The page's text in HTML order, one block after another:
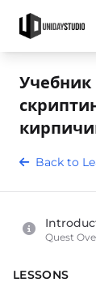
Учебник
Back to
Quest
LESSONS